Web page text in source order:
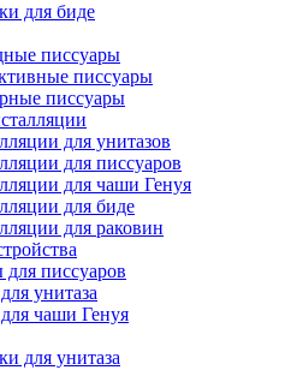
для биде
писсуары
писсуары
писсуары
для унитазов
для писсуаров
для чаши Генуя
для биде
для раковин
писсуаров
унитаза
чаши Генуя
для унитаза